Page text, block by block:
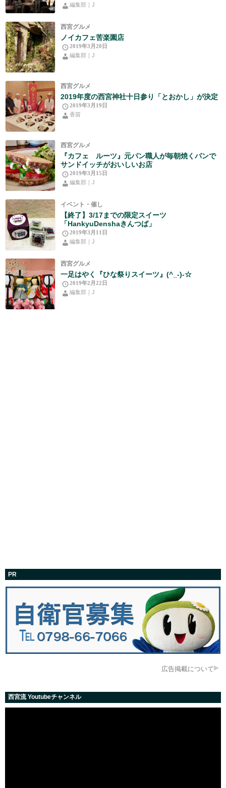
編集部｜J
西宮グルメ
ノイカフェ苦楽園店
2019年3月20日
編集部｜J
西宮グルメ
2019年度の西宮神社十日参り「とおかし」が決定
2019年3月19日
香苗
西宮グルメ
『カフェ ルーツ』元パン職人が毎朝焼くパンで
サンドイッチがおいしいお店
2019年3月15日
編集部｜J
イベント・催し
【終了】3/17までの限定スイーツ
「HankyuDenshaきんつば」
2019年3月11日
編集部｜J
西宮グルメ
一足はやく『ひな祭りスイーツ』(^_-)-☆
2019年2月22日
編集部｜J
PR
広告掲載について
西宮流 Youtubeチャンネル